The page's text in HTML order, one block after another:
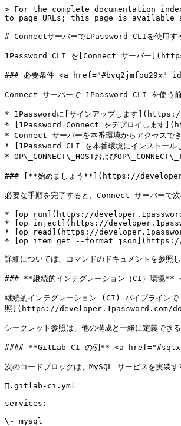
> For the complete documentation
to page URLs; this page is available
# Connectサーバーで1Password CLIを使用す
1Password CLI を[Connect サーバー
### 必要条件 <a href="#bvq2jmfou29x"
Connect サーバーで 1Password CLI を使う前
* 1Passwordに[サインアップします
* [1Password Connect をデプロイしま
* Connect サーバーを本番環境からアクセスでき
* [1Password CLI を本番環境にインス
* OP\_CONNECT\_HOSTおよび
### [**始めましょう**](https://
必要な手順を完了すると、Connect サーバーで
* [op run](https://
* [op inject](https://
* [op read](https://
* [op item get --format json](https://
詳細については、コマンドのドキュメントを参照し
### **継続的インテグレーション（CI）環
継続的インテグレーション (CI) パイプライン
照](https://developer.1password.com/docs/
シークレット参照は、他の構成と一緒に定義で
#### **GitLab CI の例** <a
次のコードブロックは、MySQL サービス
.gitlab-ci.yml
services:
\- mysql